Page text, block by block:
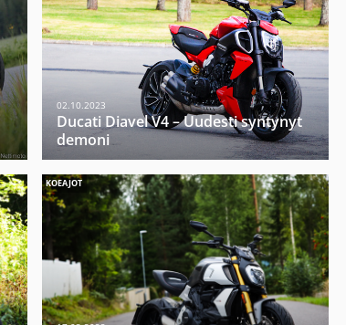
02.10.2023
Ducati Diavel V4 – Uudesti syntynyt
demoni
KOEAJOT